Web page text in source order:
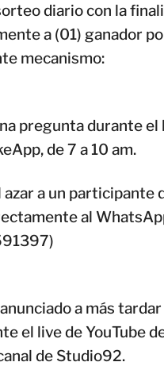
diario con la
a (01) ganador
mecanismo:
pregunta durante el
de 7 a 10 am.
azar a un participante
al
a más tardar
el live de YouTube
de Studio92.